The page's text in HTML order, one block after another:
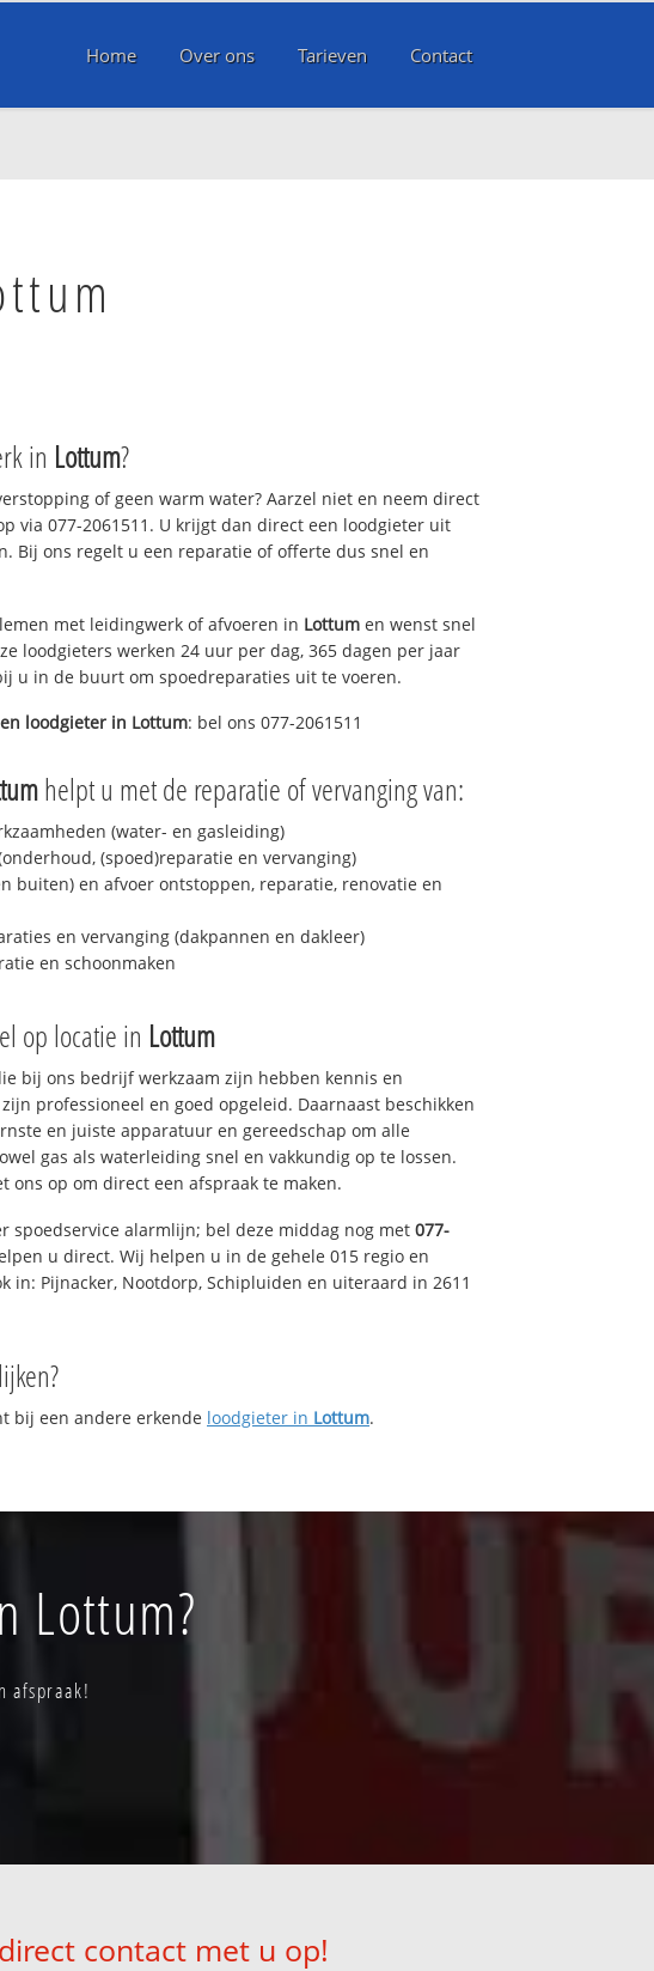
Home Over ons Tarieven Contact
in Lottum?
of geen warm water? Aarzel niet en neem direct
via 077-2061511. U krijgt dan direct een loodgieter uit
Bij ons regelt u een reparatie of offerte dus snel en
met leidingwerk of afvoeren in Lottum en wenst snel
loodgieters werken 24 uur per dag, 365 dagen per jaar
u in de buurt om spoedreparaties uit te voeren.
loodgieter in Lottum: bel ons 077-2061511
helpt u met de reparatie of vervanging van:
(water- en gasleiding)
(spoed)reparatie en vervanging)
buiten) en afvoer ontstoppen, reparatie, renovatie en
en vervanging (dakpannen en dakleer)
en schoonmaken
op locatie in Lottum
bij ons bedrijf werkzaam zijn hebben kennis en
professioneel en goed opgeleid. Daarnaast beschikken
en juiste apparatuur en gereedschap om alle
gas als waterleiding snel en vakkundig op te lossen.
ons op om direct een afspraak te maken.
spoedservice alarmlijn; bel deze middag nog met 077-
u direct. Wij helpen u in de gehele 015 regio en
in: Pijnacker, Nootdorp, Schipluiden en uiteraard in 2611
bij een andere erkende loodgieter in Lottum.
Lottum?
afspraak!
contact met u op!